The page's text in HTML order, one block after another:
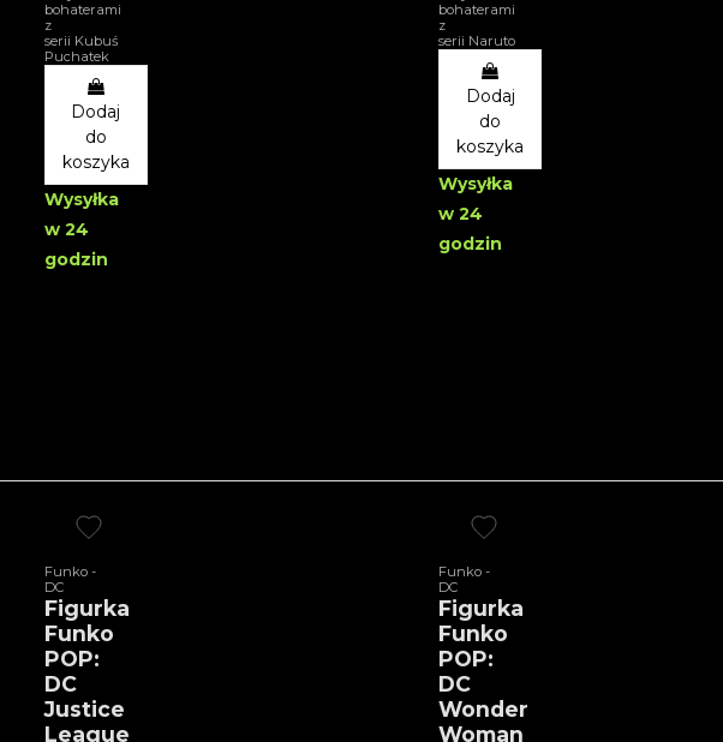
bohaterami
z
serii Kubuś
Puchatek
Dodaj
do
koszyka
Wysyłka
w 24
godzin
bohaterami
z
serii Naruto
Dodaj
do
koszyka
Wysyłka
w 24
godzin
Funko -
DC
Figurka
Funko
POP:
DC
Justice
League
Funko -
DC
Figurka
Funko
POP:
DC
Wonder
Woman